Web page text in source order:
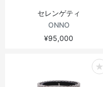
セレンゲティ
ONNO
¥95,000